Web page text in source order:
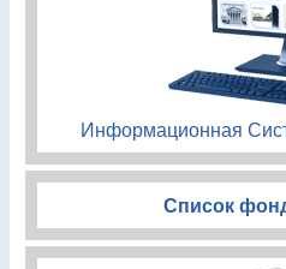
Информационная
Список